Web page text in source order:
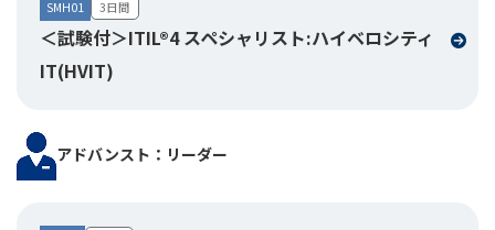
SMH01
＜試験付＞ITIL®4 スペシャリスト:ハイベロシティ
IT(HVIT)
3日間
アドバンスト：リーダー